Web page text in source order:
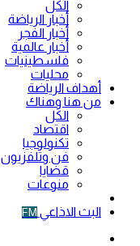
الكل
أخبار الرياضة
أخبار الفجر
أخبار عالمية
فلسطينيات
محليات
أهداف الرياضة
من هنا وهناك
الكل
اقتصاد
تكنولوجيا
فن وتلفزيون
قضايا
منوعات
البث الاذاعي FM